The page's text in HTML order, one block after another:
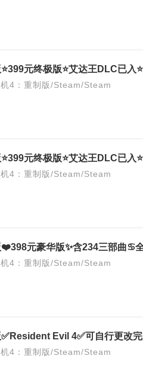
元终极版⭐艾达王DLC已入
4：重制版/Steam/Steam
元终极版⭐艾达王DLC已入
4：重制版/Steam/Steam
4：重制版/Steam/Steam
Evil 4✅可自行更改
4：重制版/Steam/Steam